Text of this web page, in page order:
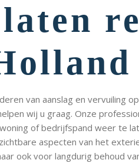
van aanslag en vervuiling
wij u graag. Onze
of bedrijfspand weer te
aspecten van het
ook voor langdurig behoud